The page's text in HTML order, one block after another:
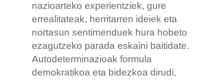
nazioarteko experientziek, gure
errealitateak, herritarren ideiek eta
nortasun sentimenduek hura hobeto
ezagutzeko parada eskaini baitidate.
Autodeterminazioak formula
demokratikoa eta bidezkoa dirudi,